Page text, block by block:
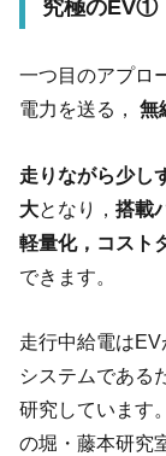
究極のEV①
一つ目のアプロ
電力を送る， 無
走りながら少し
大となり， 搭載
軽量化，コスト
できます。
走行中給電は
システムである
研究しています
の堀・藤本研究